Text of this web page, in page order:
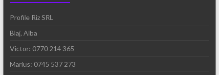
Profile Riz SRL
Blaj, Alba
Victor: 0770 214 365
Marius: 0745 537 273